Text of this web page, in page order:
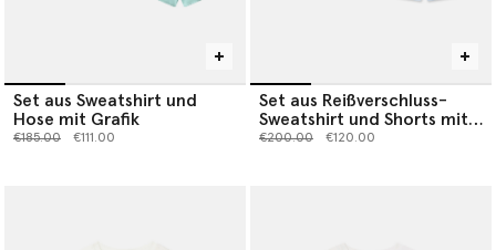
Set aus Sweatshirt und
Hose mit Grafik
Preis reduziert von
€185.00bis€111.00
Set aus Reißverschluss-
Sweatshirt und Shorts mit
Logo
Preis reduziert von
€200.00bis€120.00